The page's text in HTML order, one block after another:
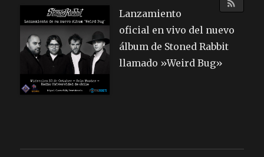
Lanzamiento
oficial en vivo del nuevo
álbum de Stoned Rabbit
llamado »Weird Bug»